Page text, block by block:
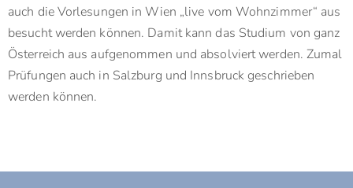
auch die Vorlesungen in Wien „live vom Wohn­zimmer“ aus
besucht werden können. Damit kann das Studium von ganz
Österreich aus aufgenommen und absolviert werden. Zumal
Prüfungen auch in Salzburg und Innsbruck geschrieben
werden können.